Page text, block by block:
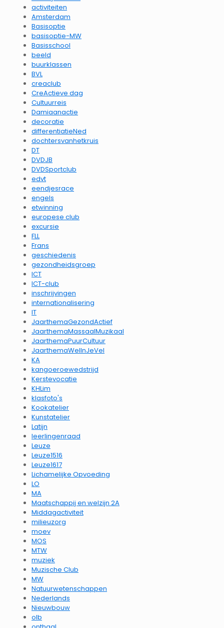
activiteiten
Amsterdam
Basisoptie
basisoptie-MW
Basisschool
beeld
buurklassen
BVL
creaclub
CreActieve dag
Cultuurreis
Damiaanactie
decoratie
differentiatieNed
dochtersvanhetkruis
DT
DVDJB
DVDSportclub
edvt
eendjesrace
engels
etwinning
europese club
excursie
FLL
Frans
geschiedenis
gezondheidsgroep
ICT
ICT-club
inschrijvingen
internationalisering
IT
JaarthemaGezondActief
JaarthemaMassaalMuzikaal
JaarthemaPuurCultuur
JaarthemaWelInJeVel
KA
kangoeroewedstrijd
Kerstevocatie
KHLim
klasfoto's
Kookatelier
Kunstatelier
Latijn
leerlingenraad
Leuze
Leuze1516
Leuze1617
Lichamelijke Opvoeding
LO
MA
Maatschappij en welzijn 2A
Middagactiviteit
milieuzorg
moev
MOS
MTW
muziek
Muzische Club
MW
Natuurwetenschappen
Nederlands
Nieuwbouw
olb